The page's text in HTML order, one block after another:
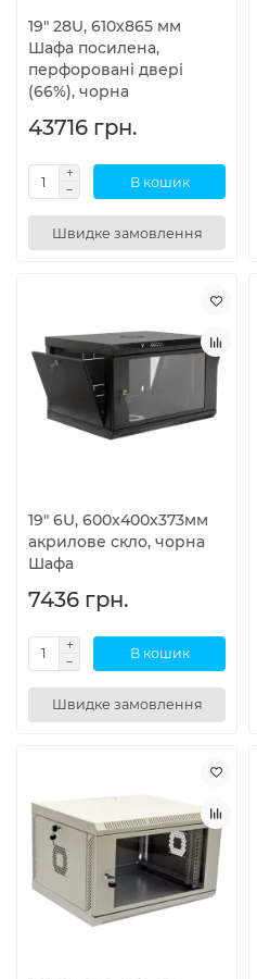
19" 28U, 610х865 мм
Шафа посилена,
перфоровані двері
(66%), чорна
43716 грн.
В кошик
Швидке замовлення
19" 6U, 600x400x373мм
акрилове скло, чорна
Шафа
7436 грн.
В кошик
Швидке замовлення